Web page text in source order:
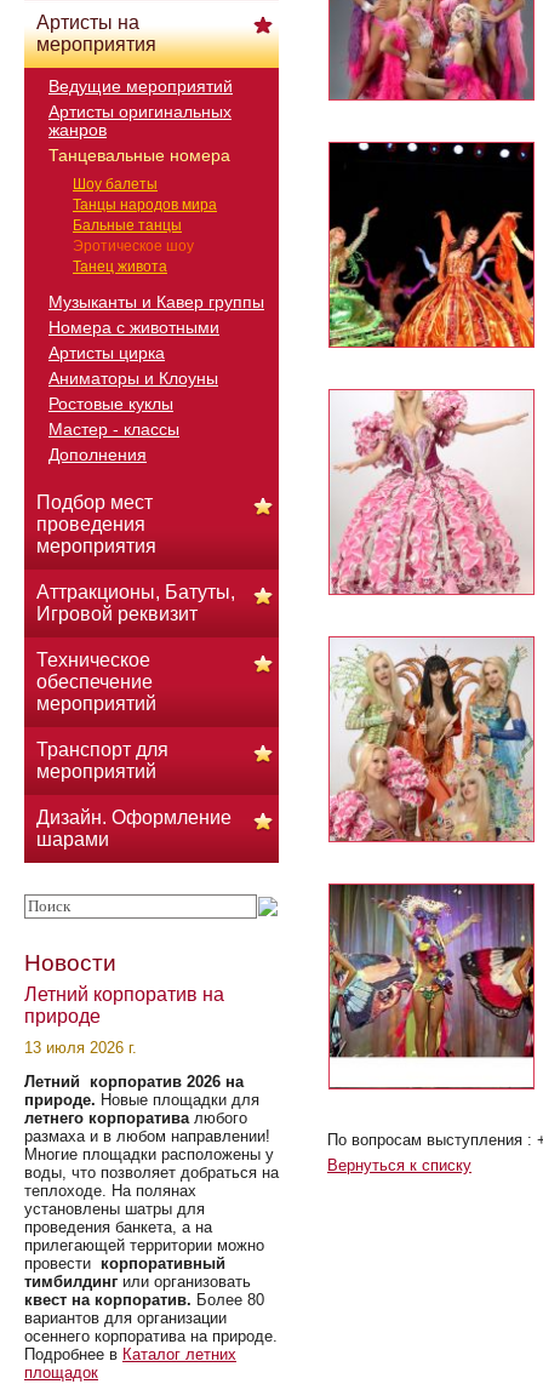
По вопросам выступления :
Вернуться к списку
Артисты на
мероприятия
Ведущие мероприятий
Артисты оригинальных
жанров
Танцевальные номера
Шоу балеты
Танцы народов мира
Бальные танцы
Эротическое шоу
Танец живота
Музыканты и Кавер группы
Номера с животными
Артисты цирка
Аниматоры и Клоуны
Ростовые куклы
Мастер - классы
Дополнения
Подбор мест
проведения
мероприятия
Аттракционы, Батуты,
Игровой реквизит
Техническое
обеспечение
мероприятий
Транспорт для
мероприятий
Дизайн. Оформление
шарами
Новости
Летний корпоратив на
природе
13 июля 2026 г.
Летний корпоратив 2026 на
природе. Новые площадки для
летнего корпоративалюбого
размаха и в любом направлении!
Многие площадки расположены у
воды, что позволяет добраться на
теплоходе. На полянах
установлены шатры для
проведения банкета, а на
прилегающей территории можно
провести корпоративный
тимбилдинг или организовать
квест на корпоратив. Более 80
вариантов для организации
осеннего корпоратива на природе.
Подробнее в Каталог летних
площадок